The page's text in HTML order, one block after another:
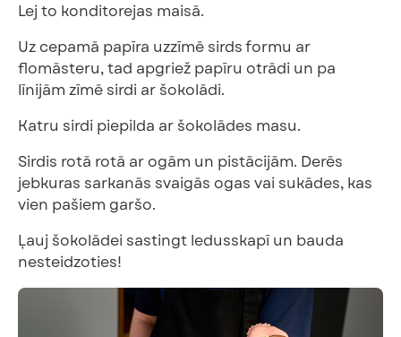
Lej to konditorejas maisā.
Uz cepamā papīra uzzīmē sirds formu ar
flomāsteru, tad apgriež papīru otrādi un pa
līnijām zīmē sirdi ar šokolādi.
Katru sirdi piepilda ar šokolādes masu.
Sirdis rotā rotā ar ogām un pistācijām. Derēs
jebkuras sarkanās svaigās ogas vai sukādes, kas
vien pašiem garšo.
Ļauj šokolādei sastingt ledusskapī un bauda
nesteidzoties!